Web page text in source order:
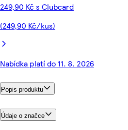
249,90 Kč s Clubcard
(249,90 Kč/kus)
Nabídka platí do 11. 8. 2026
Popis produktu
Údaje o značce